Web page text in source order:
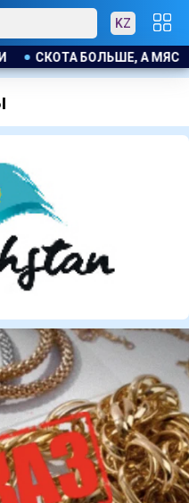
KZ
СКОТА БОЛЬШЕ, А МЯСО